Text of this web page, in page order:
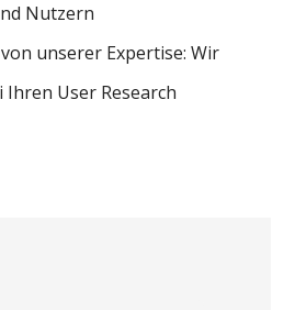
Nutzern
unserer Expertise: Wir
Ihren User Research